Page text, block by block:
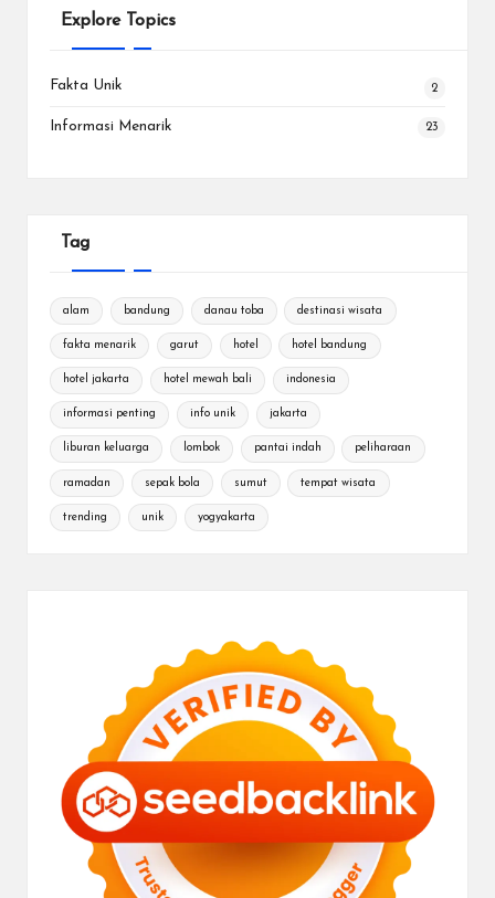
Explore Topics
Fakta Unik 2
Informasi Menarik 23
Tag
alam bandung danau toba destinasi wisata
fakta menarik garut hotel hotel bandung
hotel jakarta hotel mewah bali indonesia
informasi penting info unik jakarta
liburan keluarga lombok pantai indah peliharaan
ramadan sepak bola sumut tempat wisata
trending unik yogyakarta